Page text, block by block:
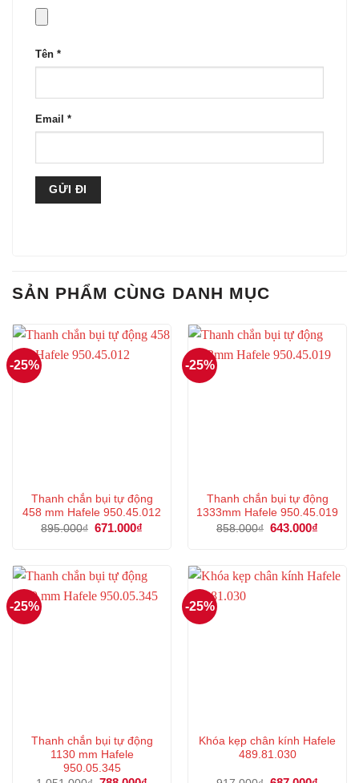
Tên *
Email *
SẢN PHẨM CÙNG DANH MỤC
-25%
Thanh chắn bụi tự động
458 mm Hafele 950.45.012
895.000₫ Giá
671.000₫
671.000₫.
-25%
Thanh chắn bụi tự động
1333mm Hafele 950.45.019
858.000₫ Giá
643.000₫
-25%
Thanh chắn bụi tự động
1130 mm Hafele
950.05.345
-25%
Khóa kẹp chân kính Hafele
489.81.030